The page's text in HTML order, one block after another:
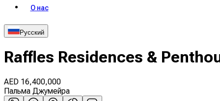
О нас
Русский
Raffles Residences &
AED 16,400,000
Пальма Джумейра